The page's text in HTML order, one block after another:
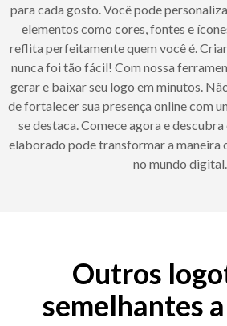
para cada gosto. Você pode
elementos como cores, fontes e
reflita perfeitamente quem você é.
nunca foi tão fácil! Com nossa
gerar e baixar seu logo em minutos.
de fortalecer sua presença online com
se destaca. Comece agora e
elaborado pode transformar a maneira
no mundo digital.
Outros
semelhantes